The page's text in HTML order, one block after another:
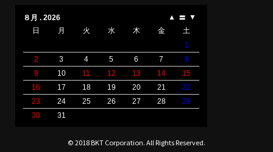
© 2018 BKT Corporation. All Rights Reserved.